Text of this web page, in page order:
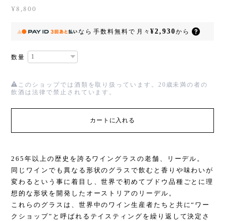
¥8,800
なら 手数料無料で 月々¥2,930から
数量
このショップでは酒類を取り扱っています。20歳未満の者の
飲酒は法律で禁止されています。
カートに入れる
265年以上の歴史を誇るワイングラスの老舗、リーデル。
同じワインでも異なる形状のグラスで飲むと香りや味わいが
変わるという事に着目し、世界で初めてブドウ品種ごとに理
想的な形状を開発したオーストリアのリーデル。
これらのグラスは、世界中のワイン生産者たちと共に“ワー
クショップ”と呼ばれるテイスティングを繰り返して決定さ